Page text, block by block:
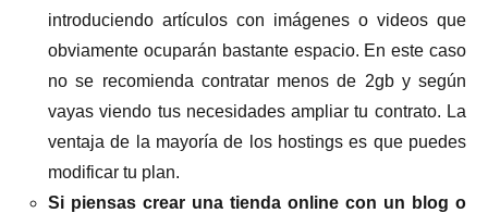
introduciendo artículos con imágenes o videos que
obviamente ocuparán bastante espacio. En este caso
no se recomienda contratar menos de 2gb y según
vayas viendo tus necesidades ampliar tu contrato. La
ventaja de la mayoría de los hostings es que puedes
modificar tu plan.
Si piensas crear una tienda online con un blog o